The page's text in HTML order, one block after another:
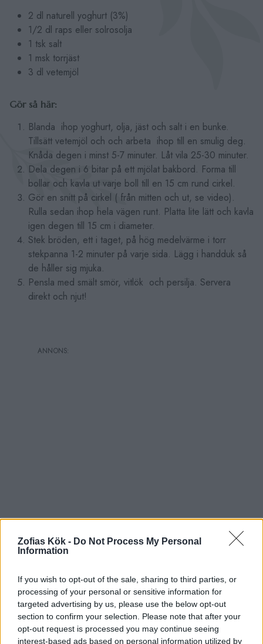
Zofias Kök - Do Not Process My Personal
Information
If you wish to opt-out of the sale, sharing to third parties, or
processing of your personal or sensitive information for
targeted advertising by us, please use the below opt-out
section to confirm your selection. Please note that after your
opt-out request is processed you may continue seeing
interest-based ads based on personal information utilized by
2 dl naturell yoghurt (3%)
1/2 dl raps eller solrosolja
1 tsk salt
1 msk torrjäst
3 dl vetemjöl
Gör så här:
Blanda ihop yoghurt, olja, jäst och salt i en bunke.
Tillsätt vetemjöl och och arbeta ihop till en smulig deg.
Knåda degen i minst 5-7 minuter. Låt vila 25-30 minuter.
Dela degen i 6 bitar på ett mjölat bakbord. Forma till
bollar och kavla ut varje boll till en 15 cm rund cirkel.
Gör en snitt på cirkel ( från mitten och ut, se video).
Rulla sedan ihop hela vägen runt. Platta lite lätt och kavla
igen degen till 15 cm i diameter.
Stek bröden, ett i taget, på hög medelvärme i torr
stekpanna 1-2 minuter på varje sida. Lägg i handduk så
de håller sig mjuka.
Pensla med smält smör, vitlök och persilja. Servera
direkt och njut!